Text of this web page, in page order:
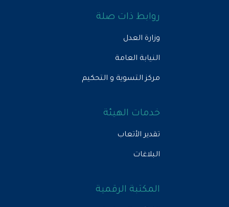
روابط ذات صلة
وزارة العدل
النيابة العامة
مركز التسوية و التحكيم
خدمات الهيئة
تقدير الأتعاب
البلاغات
المكتبة الرقمية